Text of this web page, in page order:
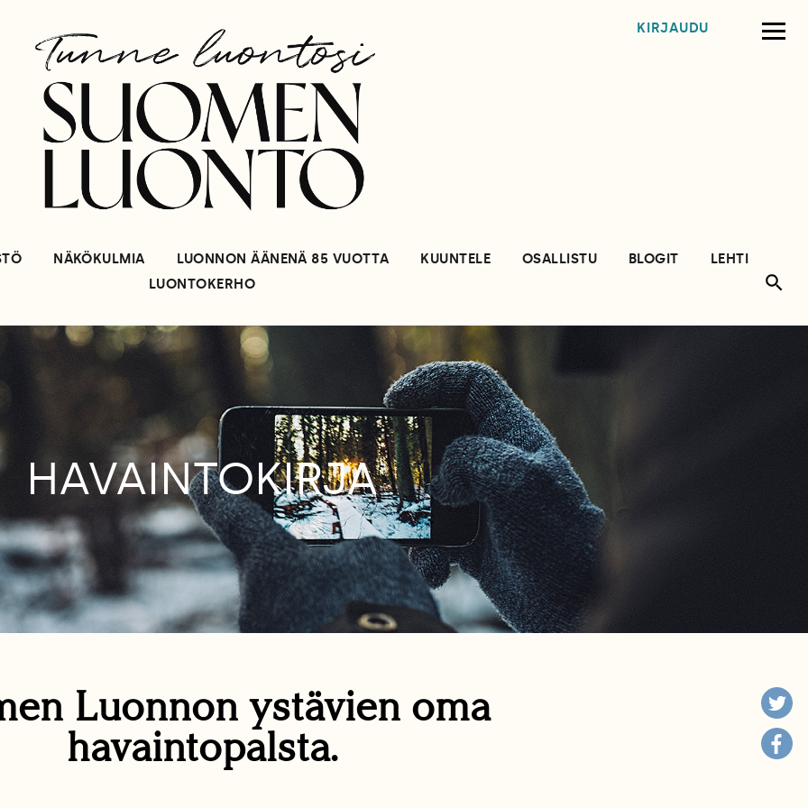
KIRJAUDU
NÄKÖKULMIA LUONNON ÄÄNENÄ 85 VUOTTA KUUNTELE OSALLISTU BLOGIT
LEHTI
LUONTOKERHO
HAVAINTOKIRJA
Luonnon ystävien oma
havaintopalsta.